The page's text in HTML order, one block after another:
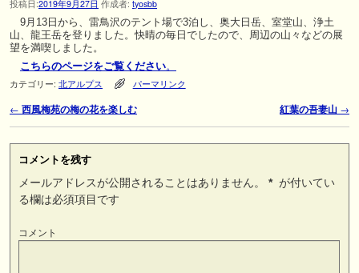
投稿日:2019年9月27日 作成者: tyosbb
9月13日から、雷鳥沢のテント場で3泊し、奥大日岳、室堂山、浄土
山、龍王岳を登りました。快晴の毎日でしたので、周辺の山々などの展
望を満喫しました。
こちらのページをご覧ください。
カテゴリー: 北アルプス パーマリンク
投稿ナビゲーション
← 西風梅苑の梅の花を楽しむ 紅葉の吾妻山 →
コメントを残す
メールアドレスが公開されることはありません。 * が付いてい
る欄は必須項目です
コメント